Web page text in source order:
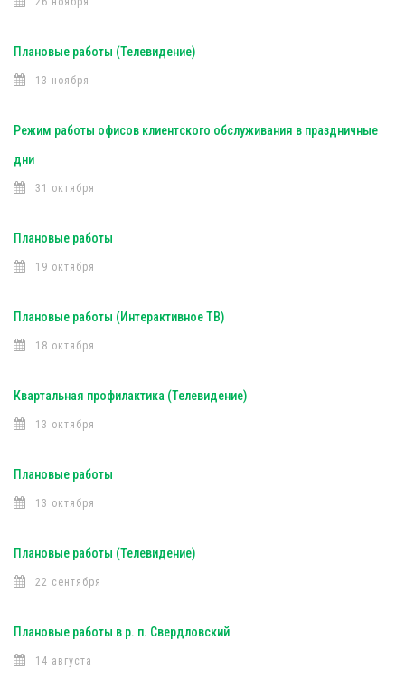
Плановые работы (Телевидение)
13 ноября
Режим работы офисов клиентского обслуживания в праздничные
дни
31 октября
Плановые работы
19 октября
Плановые работы (Интерактивное ТВ)
18 октября
Квартальная профилактика (Телевидение)
13 октября
Плановые работы
13 октября
Плановые работы (Телевидение)
22 сентября
Плановые работы в р. п. Свердловский
14 августа